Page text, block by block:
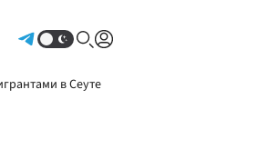
в Сеуте